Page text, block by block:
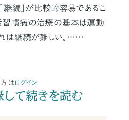
継続」が比較的容易であるこ
習慣病の治療の基本は運動
れは継続が難しい。……
はログイン
て続きを読む